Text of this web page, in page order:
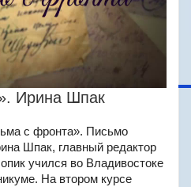
Ирина Шпак
с фронта». Письмо
Шпак, главный редактор
учился во Владивостоке
На втором курсе